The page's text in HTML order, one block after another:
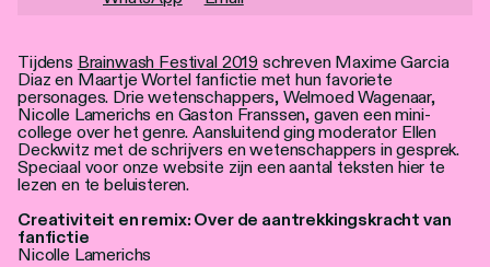
Tijdens Brainwash Festival 2019 schreven Maxime Garcia
Diaz en Maartje Wortel fanfictie met hun favoriete
personages. Drie wetenschappers, Welmoed Wagenaar,
Nicolle Lamerichs en Gaston Franssen, gaven een mini-
college over het genre. Aansluitend ging moderator Ellen
Deckwitz met de schrijvers en wetenschappers in gesprek.
Speciaal voor onze website zijn een aantal teksten hier te
lezen en te beluisteren.
Creativiteit en remix: Over de aantrekkingskracht van
fanfictie
Nicolle Lamerichs
Personen
Toegankelijkheid
Stadsdichter